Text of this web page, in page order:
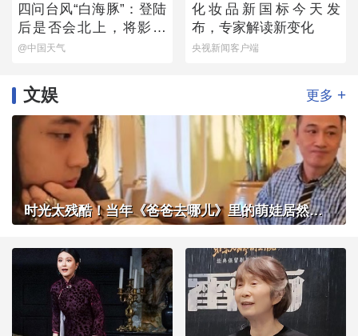
四问台风“白海豚”：登陆
后是否会北上，将影响
哪些地方？
@中国天气
化妆品新国标今天发
布，专家解读新变化
央视新闻客户端
文娱 更多 +
时光太残酷！当年《爸爸去哪儿》里的萌娃居然长成了这样？